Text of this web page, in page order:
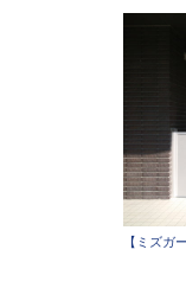
【ミズガ